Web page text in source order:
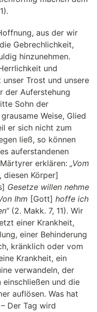
aus der wir
Gebrechlichkeit,
hinzunehmen.
und
Trost und unsere
der Auferstehung
Sohn der
Weise, Glied
er sich nicht zum
ließ, so können
auferstandenen
erklären: „Vom
diesen Körper]
Gesetze willen nehme
Ihm [Gott] hoffe ich
(2. Makk. 7, 11). Wir
einer Krankheit,
einer Behinderung
kränklich oder vom
Krankheit, ein
verwandeln, der
und die
auflösen. Was hat
Der Tag wird